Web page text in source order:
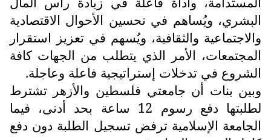
البشري، ويُساهم في تحسين الأحوال الاقتصادية
والاجتماعية والثقافية، ويُسهم في تعزيز استقرار
المجتمعات، الأمر الذي يتطلب من الجهات كافة
الشروع في تدخلات إستراتيجية فاعلة وعاجلة.
وبين بنات أن جامعتي فلسطين والأزهر تشترط
لطلبتها دفع رسوم 12 ساعة بحد أدنى، فيما
الجامعة الإسلامية ترفض تسجيل الطلبة دون دفع